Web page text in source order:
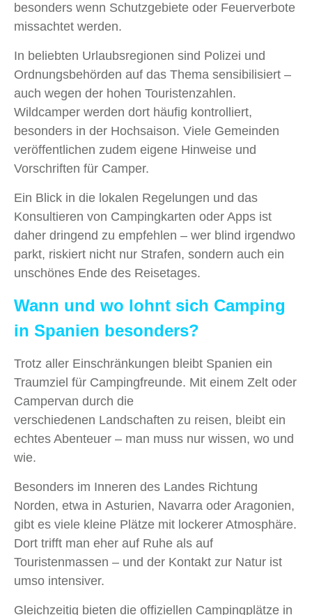
besonders wenn Schutzgebiete oder Feuerverbote
missachtet werden.
In beliebten Urlaubsregionen sind Polizei und
Ordnungsbehörden auf das Thema sensibilisiert –
auch wegen der hohen Touristenzahlen.
Wildcamper werden dort häufig kontrolliert,
besonders in der Hochsaison. Viele Gemeinden
veröffentlichen zudem eigene Hinweise und
Vorschriften für Camper.
Ein Blick in die lokalen Regelungen und das
Konsultieren von Campingkarten oder Apps ist
daher dringend zu empfehlen – wer blind irgendwo
parkt, riskiert nicht nur Strafen, sondern auch ein
unschönes Ende des Reisetages.
Wann und wo lohnt sich Camping
in Spanien besonders?
Trotz aller Einschränkungen bleibt Spanien ein
Traumziel für Campingfreunde. Mit einem Zelt oder
Campervan durch die
verschiedenen Landschaften zu reisen, bleibt ein
echtes Abenteuer – man muss nur wissen, wo und
wie.
Besonders im Inneren des Landes Richtung
Norden, etwa in Asturien, Navarra oder Aragonien,
gibt es viele kleine Plätze mit lockerer Atmosphäre.
Dort trifft man eher auf Ruhe als auf
Touristenmassen – und der Kontakt zur Natur ist
umso intensiver.
Gleichzeitig bieten die offiziellen Campingplätze in